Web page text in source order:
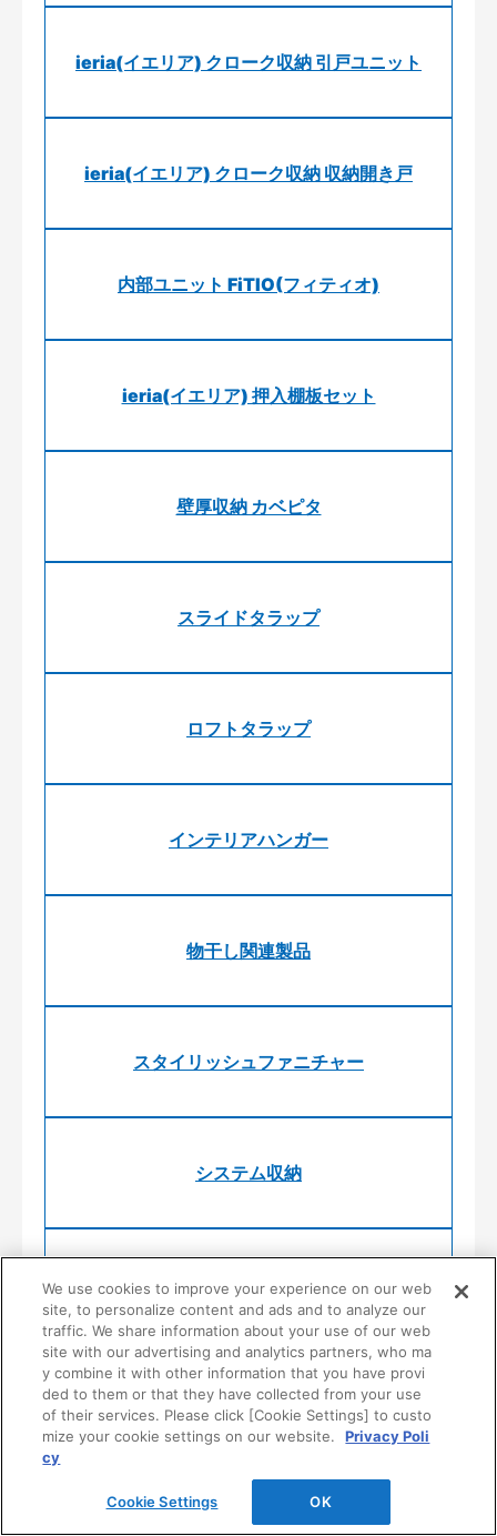
ieria(イエリア) クローク収納 引戸ユニット
ieria(イエリア) クローク収納 収納開き戸
内部ユニット FiTIO(フィティオ)
ieria(イエリア) 押入棚板セット
壁厚収納 カベピタ
スライドタラップ
ロフトタラップ
インテリアハンガー
物干し関連製品
スタイリッシュファニチャー
システム収納
公共・商業施設向け収納
We use cookies to improve your experience on our web
site, to personalize content and ads and to analyze our
traffic. We share information about your use of our web
site with our advertising and analytics partners, who ma
y combine it with other information that you have provi
ded to them or that they have collected from your use
of their services. Please click [Cookie Settings] to custo
mize your cookie settings on our website.
Privacy Poli
cy
Cookie Settings OK